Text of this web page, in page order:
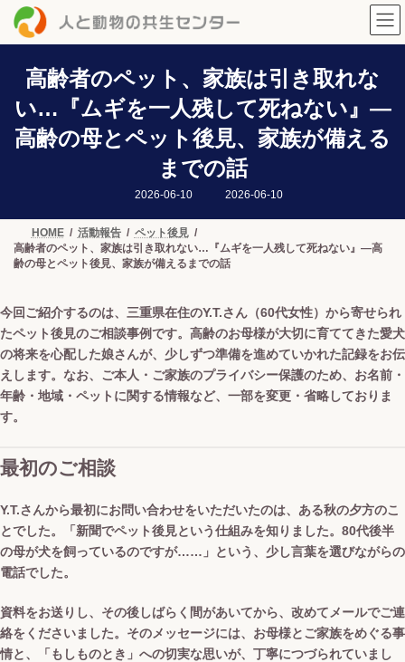
高齢者のペット、家族は引き取れな
い…『ムギを一人残して死ねない』—
高齢の母とペット後見、家族が備える
までの話
2026-06-10
最
時
:
2026-06-10
HOME 活動報告
ペット後見
高齢者のペット、家族は引き取れない…『ムギを一人残して死ねない』—高
齢の母とペット後見、家族が備えるまでの話
今回ご紹介するのは、三重県在住のY.T.さん（60代女性）から寄せられ
たペット後見のご相談事例です。高齢のお母様が大切に育ててきた愛犬
の将来を心配した娘さんが、少しずつ準備を進めていかれた記録をお伝
えします。なお、ご本人・ご家族のプライバシー保護のため、お名前・
年齢・地域・ペットに関する情報など、一部を変更・省略しておりま
す。
最初のご相談
Y.T.さんから最初にお問い合わせをいただいたのは、ある秋の夕方のこ
とでした。「新聞でペット後見という仕組みを知りました。80代後半
の母が犬を飼っているのですが……」という、少し言葉を選びながらの
電話でした。
資料をお送りし、その後しばらく間があいてから、改めてメールでご連
絡をくださいました。そのメッセージには、お母様とご家族をめぐる事
情と、「もしものとき」への切実な思いが、丁寧につづられていまし